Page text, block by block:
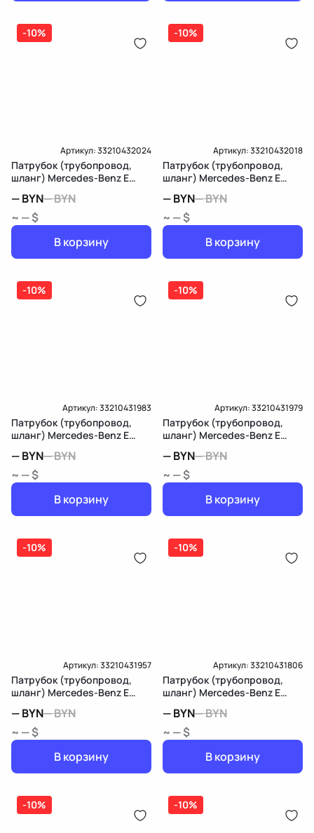
-10%
Артикул:33210432024
Патрубок (трубопровод,
шланг) Mercedes-Benz E
—BYN—BYN
~ — $
В корзину
-10%
Артикул:33210432018
Патрубок (трубопровод,
шланг) Mercedes-Benz E
—BYN—BYN
~ — $
В корзину
-10%
Артикул:33210431983
Патрубок (трубопровод,
шланг) Mercedes-Benz E
—BYN—BYN
~ — $
В корзину
-10%
Артикул:33210431979
Патрубок (трубопровод,
шланг) Mercedes-Benz E
—BYN—BYN
~ — $
В корзину
-10%
Артикул:33210431957
Патрубок (трубопровод,
шланг) Mercedes-Benz E
—BYN—BYN
~ — $
В корзину
-10%
Артикул:33210431806
Патрубок (трубопровод,
шланг) Mercedes-Benz E
—BYN—BYN
~ — $
В корзину
-10% -10%